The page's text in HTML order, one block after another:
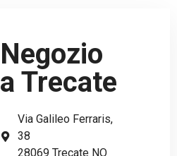
Negozio
a Trecate
Via Galileo Ferraris,
38
28069 Trecate NO